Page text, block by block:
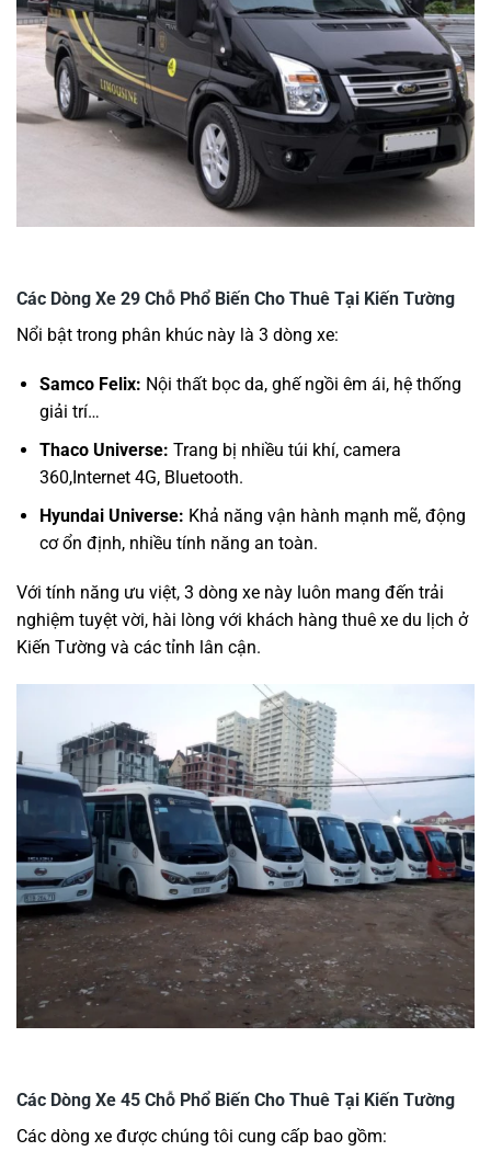
Các Dòng Xe 29 Chỗ Phổ Biến Cho Thuê Tại Kiến Tường
Nổi bật trong phân khúc này là 3 dòng xe:
Samco Felix: Nội thất bọc da, ghế ngồi êm ái, hệ thống
giải trí…
Thaco Universe: Trang bị nhiều túi khí, camera
360,Internet 4G, Bluetooth.
Hyundai Universe: Khả năng vận hành mạnh mẽ, động
cơ ổn định, nhiều tính năng an toàn.
Với tính năng ưu việt, 3 dòng xe này luôn mang đến trải
nghiệm tuyệt vời, hài lòng với khách hàng thuê xe du lịch ở
Kiến Tường và các tỉnh lân cận.
Các Dòng Xe 45 Chỗ Phổ Biến Cho Thuê Tại Kiến Tường
Các dòng xe được chúng tôi cung cấp bao gồm: